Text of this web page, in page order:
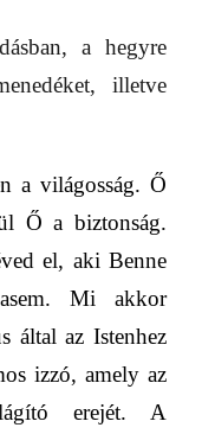
a hegyre
illetve
a világosság. Ő
Ő a biztonság.
el, aki Benne
Mi akkor
által az Istenhez
izzó, amely az
erejét. A